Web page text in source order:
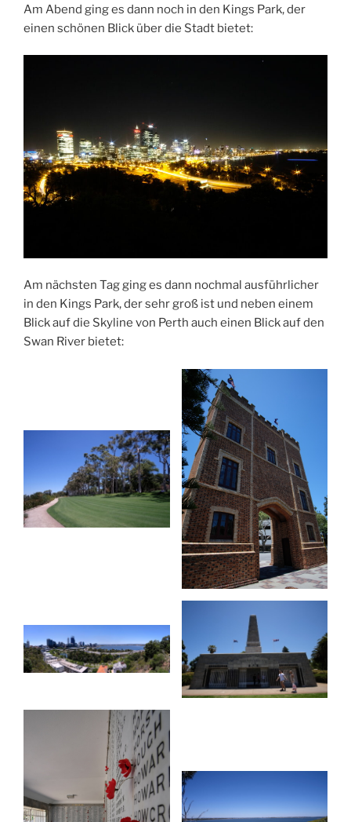
Am Abend ging es dann noch in den Kings Park, der
einen schönen Blick über die Stadt bietet:
Am nächsten Tag ging es dann nochmal ausführlicher
in den Kings Park, der sehr groß ist und neben einem
Blick auf die Skyline von Perth auch einen Blick auf den
Swan River bietet: